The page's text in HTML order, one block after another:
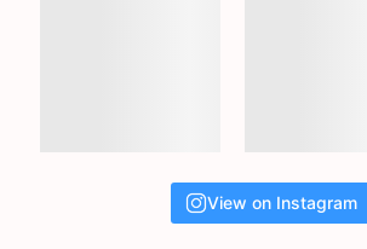
View on Instagram